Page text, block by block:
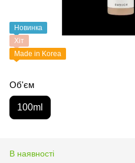
Новинка
Хіт
Made in Korea
Об'єм
100ml
В наявності